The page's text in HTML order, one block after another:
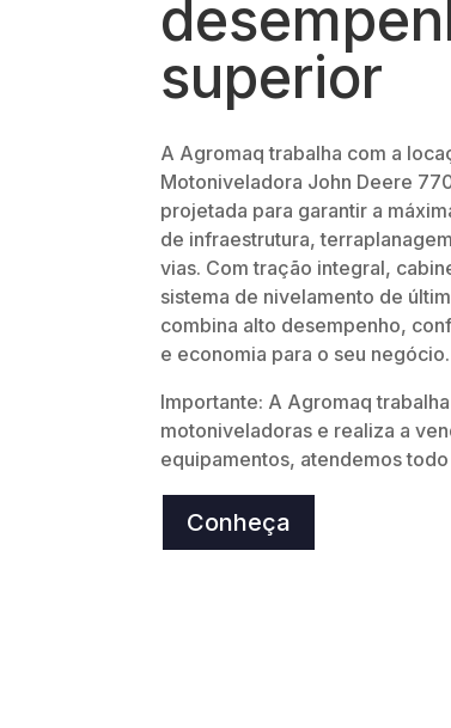
superior
A Agromaq trabalha com a
Motoniveladora John Deere
projetada para garantir a
de infraestrutura,
vias. Com tração integral,
sistema de nivelamento de
combina alto desempenho,
e economia para o seu negócio.
Importante: A Agromaq
motoniveladoras e realiza a
equipamentos, atendemos todo
Conheça